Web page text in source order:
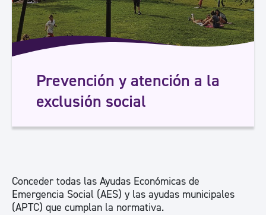
Prevención y atención a la
exclusión social
Conceder todas las Ayudas Económicas de
Emergencia Social (AES) y las ayudas municipales
(APTC) que cumplan la normativa.